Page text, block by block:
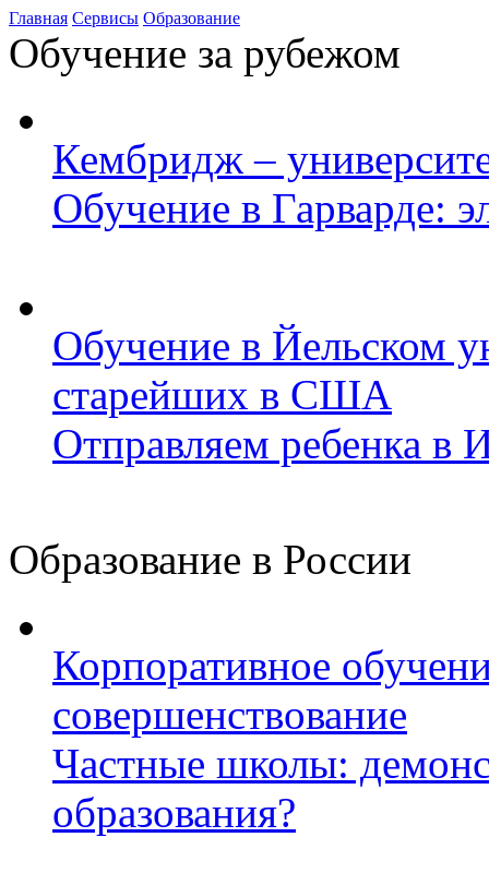
Главная Сервисы Образование
Обучение за рубежом
Кембридж –
Обучение в Гарварде:
Обучение в Йельском
старейших в США
Отправляем ребенка в
Образование в России
Корпоративное
совершенствование
Частные школы:
образования?